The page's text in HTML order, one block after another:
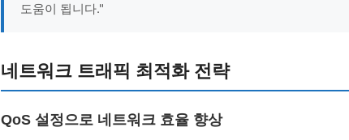
도움이 됩니다."
네트워크 트래픽 최적화 전략
QoS 설정으로 네트워크 효율 향상